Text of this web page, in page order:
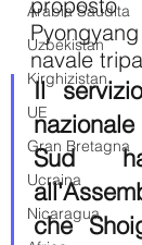
Arabia Saudita
Uzbekistan
Kirghizistan
UE
Gran Bretagna
Ucraina
Nicaragua
navale
Il
Sud
che